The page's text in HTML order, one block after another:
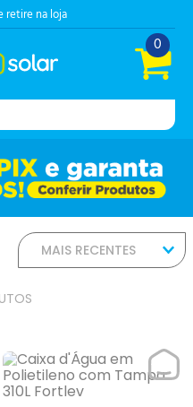
retire na loja
0
MAIS RECENTES